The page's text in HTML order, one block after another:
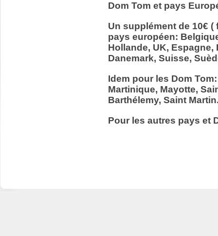
Dom Tom et pays
Un supplément de 10€
pays européen:
Hollande, UK,
Danemark, Suisse,
Idem pour les Dom
Martinique, Mayotte,
Barthélemy, Saint
Pour les autres pays et